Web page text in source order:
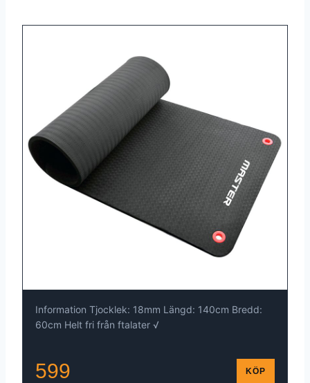
Information Tjocklek: 18mm Längd: 140cm Bredd:
60cm Helt fri från ftalater √
599 KÖP